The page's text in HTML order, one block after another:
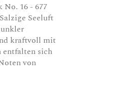
16 - 677
Salzige Seeluft
kraftvoll mit
entfalten sich
von